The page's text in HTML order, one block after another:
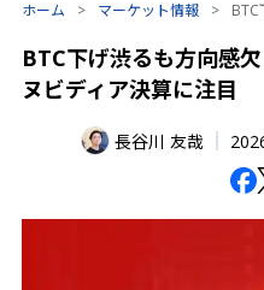
ホーム > マーケット情報 >
BTC下げ渋るも方向感
ヌビディア決算に注目
長谷川 友哉